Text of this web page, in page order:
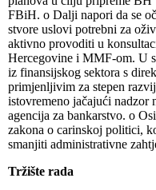
FBiH. o Dalji napori da se
stvore uslovi potrebni za
aktivno provoditi u
Hercegovine i MMF-om. U
iz finansijskog sektora s
primjenljivim za stepen
istovremeno jačajući nadzor
agencija za bankarstvo. o
zakona o carinskoj politici,
smanjiti administrativne
Tržište rada